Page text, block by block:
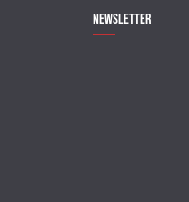
Newsletter